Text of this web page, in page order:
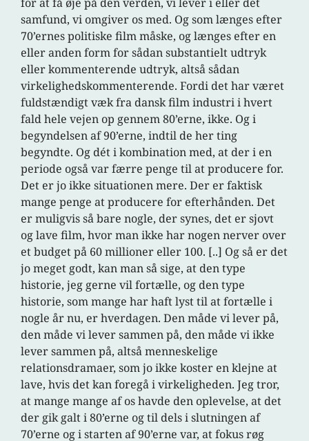
samfund, vi omgiver os med. Og som længes efter
70’ernes politiske film måske, og længes efter en
eller anden form for sådan substantielt udtryk
eller kommenterende udtryk, altså sådan
virkelighedskommenterende. Fordi det har været
fuldstændigt væk fra dansk film industri i hvert
fald hele vejen op gennem 80’erne, ikke. Og i
begyndelsen af 90’erne, indtil de her ting
begyndte. Og dét i kombination med, at der i en
periode også var færre penge til at producere for.
Det er jo ikke situationen mere. Der er faktisk
mange penge at producere for efterhånden. Det
er muligvis så bare nogle, der synes, det er sjovt
og lave film, hvor man ikke har nogen nerver over
et budget på 60 millioner eller 100. [..] Og så er det
jo meget godt, kan man så sige, at den type
historie, jeg gerne vil fortælle, og den type
historie, som mange har haft lyst til at fortælle i
nogle år nu, er hverdagen. Den måde vi lever på,
den måde vi lever sammen på, den måde vi ikke
lever sammen på, altså menneskelige
relationsdramaer, som jo ikke koster en klejne at
lave, hvis det kan foregå i virkeligheden. Jeg tror,
at mange mange af os havde den oplevelse, at det
der gik galt i 80’erne og til dels i slutningen af
70’erne og i starten af 90’erne var, at fokus røg